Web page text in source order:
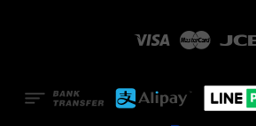
Visa Master